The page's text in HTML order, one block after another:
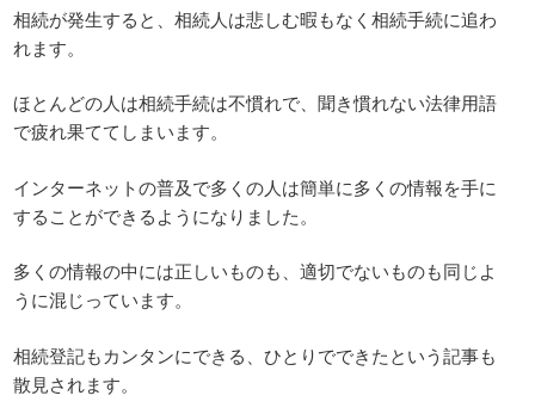
相続が発生すると、相続人は悲しむ暇もなく相続手続に追わ
れます。
ほとんどの人は相続手続は不慣れで、聞き慣れない法律用語
で疲れ果ててしまいます。
インターネットの普及で多くの人は簡単に多くの情報を手に
することができるようになりました。
多くの情報の中には正しいものも、適切でないものも同じよ
うに混じっています。
相続登記もカンタンにできる、ひとりでできたという記事も
散見されます。